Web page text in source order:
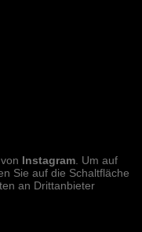
Instagram . Um auf
Sie auf die Schaltfläche
an Drittanbieter